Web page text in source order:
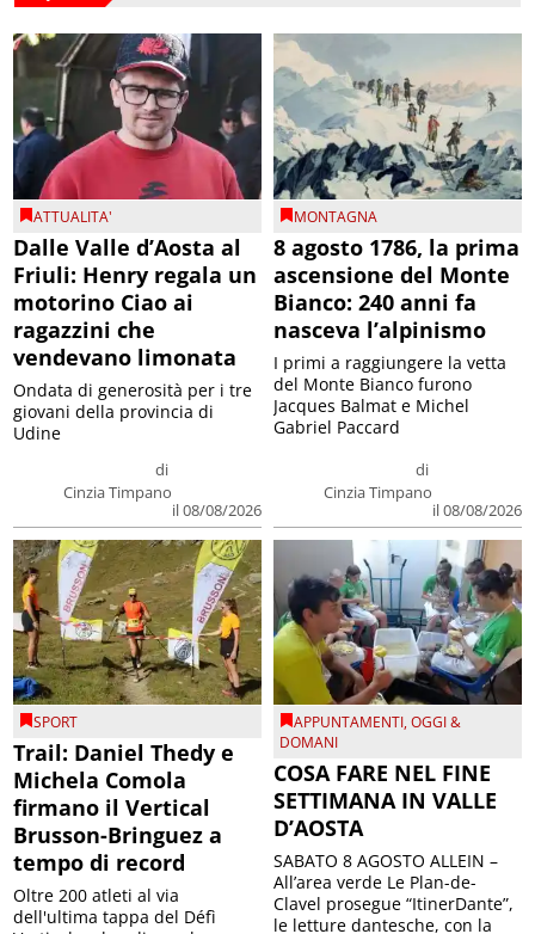
ATTUALITA'
Dalle Valle d’Aosta al
Friuli: Henry regala un
motorino Ciao ai
ragazzini che
vendevano limonata
di
Cinzia Timpano
il 08/08/2026
Ondata di generosità per i tre
giovani della provincia di
Udine
MONTAGNA
8 agosto 1786, la prima
ascensione del Monte
Bianco: 240 anni fa
nasceva l’alpinismo
di
Cinzia Timpano
il 08/08/2026
I primi a raggiungere la vetta
del Monte Bianco furono
Jacques Balmat e Michel
Gabriel Paccard
SPORT
Trail: Daniel Thedy e
Michela Comola
firmano il Vertical
Brusson-Bringuez a
tempo di record
Oltre 200 atleti al via
dell'ultima tappa del Défì
APPUNTAMENTI,OGGI &
DOMANI
COSA FARE NEL FINE
SETTIMANA IN VALLE
D’AOSTA
SABATO 8 AGOSTO ALLEIN –
All’area verde Le Plan-de-
Clavel prosegue “ItinerDante”,
le letture dantesche, con la